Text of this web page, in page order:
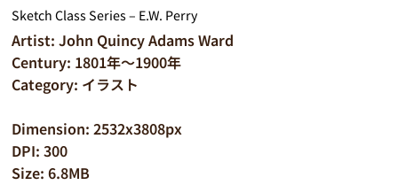
Sketch Class Series – E.W. Perry
Artist: John Quincy Adams Ward
Century: 1801年～1900年
Category: イラスト
Dimension: 2532x3808px
DPI: 300
Size: 6.8MB